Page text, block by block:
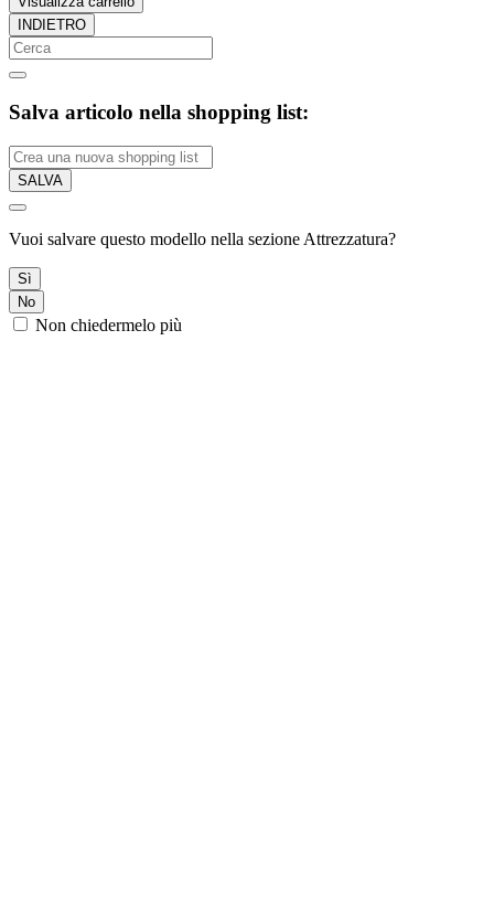
INDIETRO
Salva articolo nella shopping list:
SALVA
Vuoi salvare questo modello nella sezione Attrezzatura?
Sì
No
Non chiedermelo più